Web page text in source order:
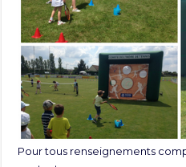
Pour tous renseignements